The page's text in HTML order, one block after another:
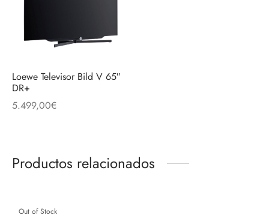
Loewe Televisor Bild V 65″
DR+
5.499,00€
Productos relacionados
Out of Stock